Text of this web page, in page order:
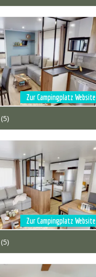
Zur Campingplatz Website
Zur Campingplatz Website